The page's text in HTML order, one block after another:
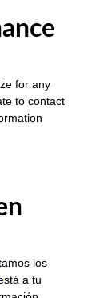
for any
to contact
los
a tu